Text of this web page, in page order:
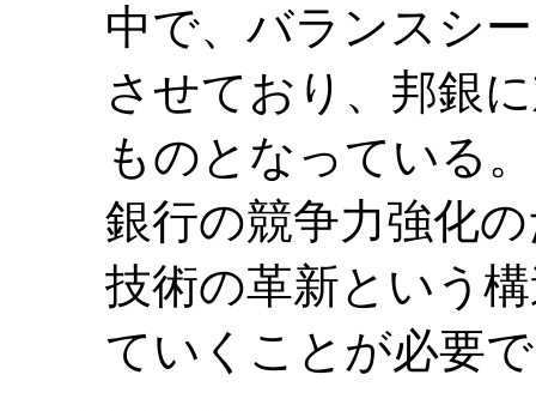
中で、バランスシ
させており、邦銀
ものとなっている。
銀行の競争力強化
技術の革新という
ていくことが必要